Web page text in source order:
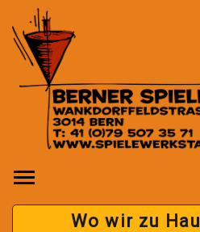
Wo wir zu